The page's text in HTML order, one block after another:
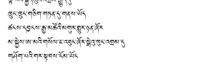
ཁྲུང་ཁྲུང་གཅིག་གཏན་དུ་གནས་ཡོད
ཚངས་དབྱངས་རྒྱ་མཚོའི་མགུར་གླུར་ཉན་ཞོར
མ་སྐྱེས་ཨ་མའི་གསོལ་ཇ་འཐུང་ཞོར་སྒེའུ་ཁུང་འགྲམ་དུ
གཤོག་པའི་གར་སྟབས་ངོམ་ཡོང